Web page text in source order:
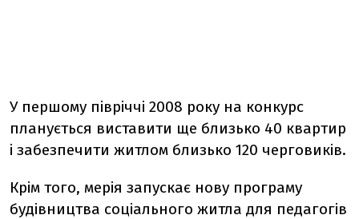
У першому півріччі 2008 року на конкурс
планується виставити ще близько 40 квартир
і забезпечити житлом близько 120 черговиків.
Крім того, мерія запускає нову програму
будівництва соціального житла для педагогів